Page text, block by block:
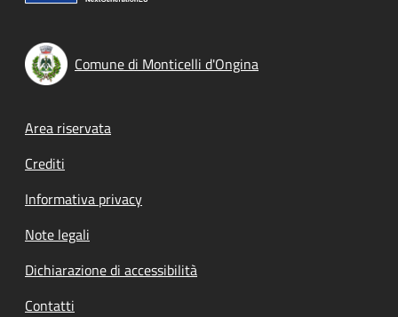
Comune di Monticelli d'Ongina
Footer menu
Area riservata
Crediti
Informativa privacy
Note legali
Dichiarazione di accessibilità
Contatti